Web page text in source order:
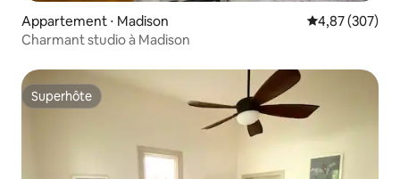
Appartement ⋅ Madison Évaluation
4,87 (307)
Charmant studio à Madison
Superhôte
Superhôte